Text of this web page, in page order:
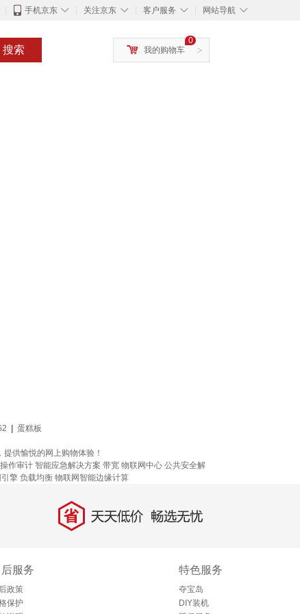
◇
手机京东 ◇
关注京东 ◇
客户服务 ◇
网站导航
搜索 >
0
我的购物车
蛋糕板
供愉悦的网上购物体验！
操作审计 智能应急解决方案 带宽 物联网中心 公共安全解
擎 负载均衡 物联网智能边缘计算
省 天天低价，畅选无忧
服务
政策
保护
特色服务
夺宝岛
DIY装机